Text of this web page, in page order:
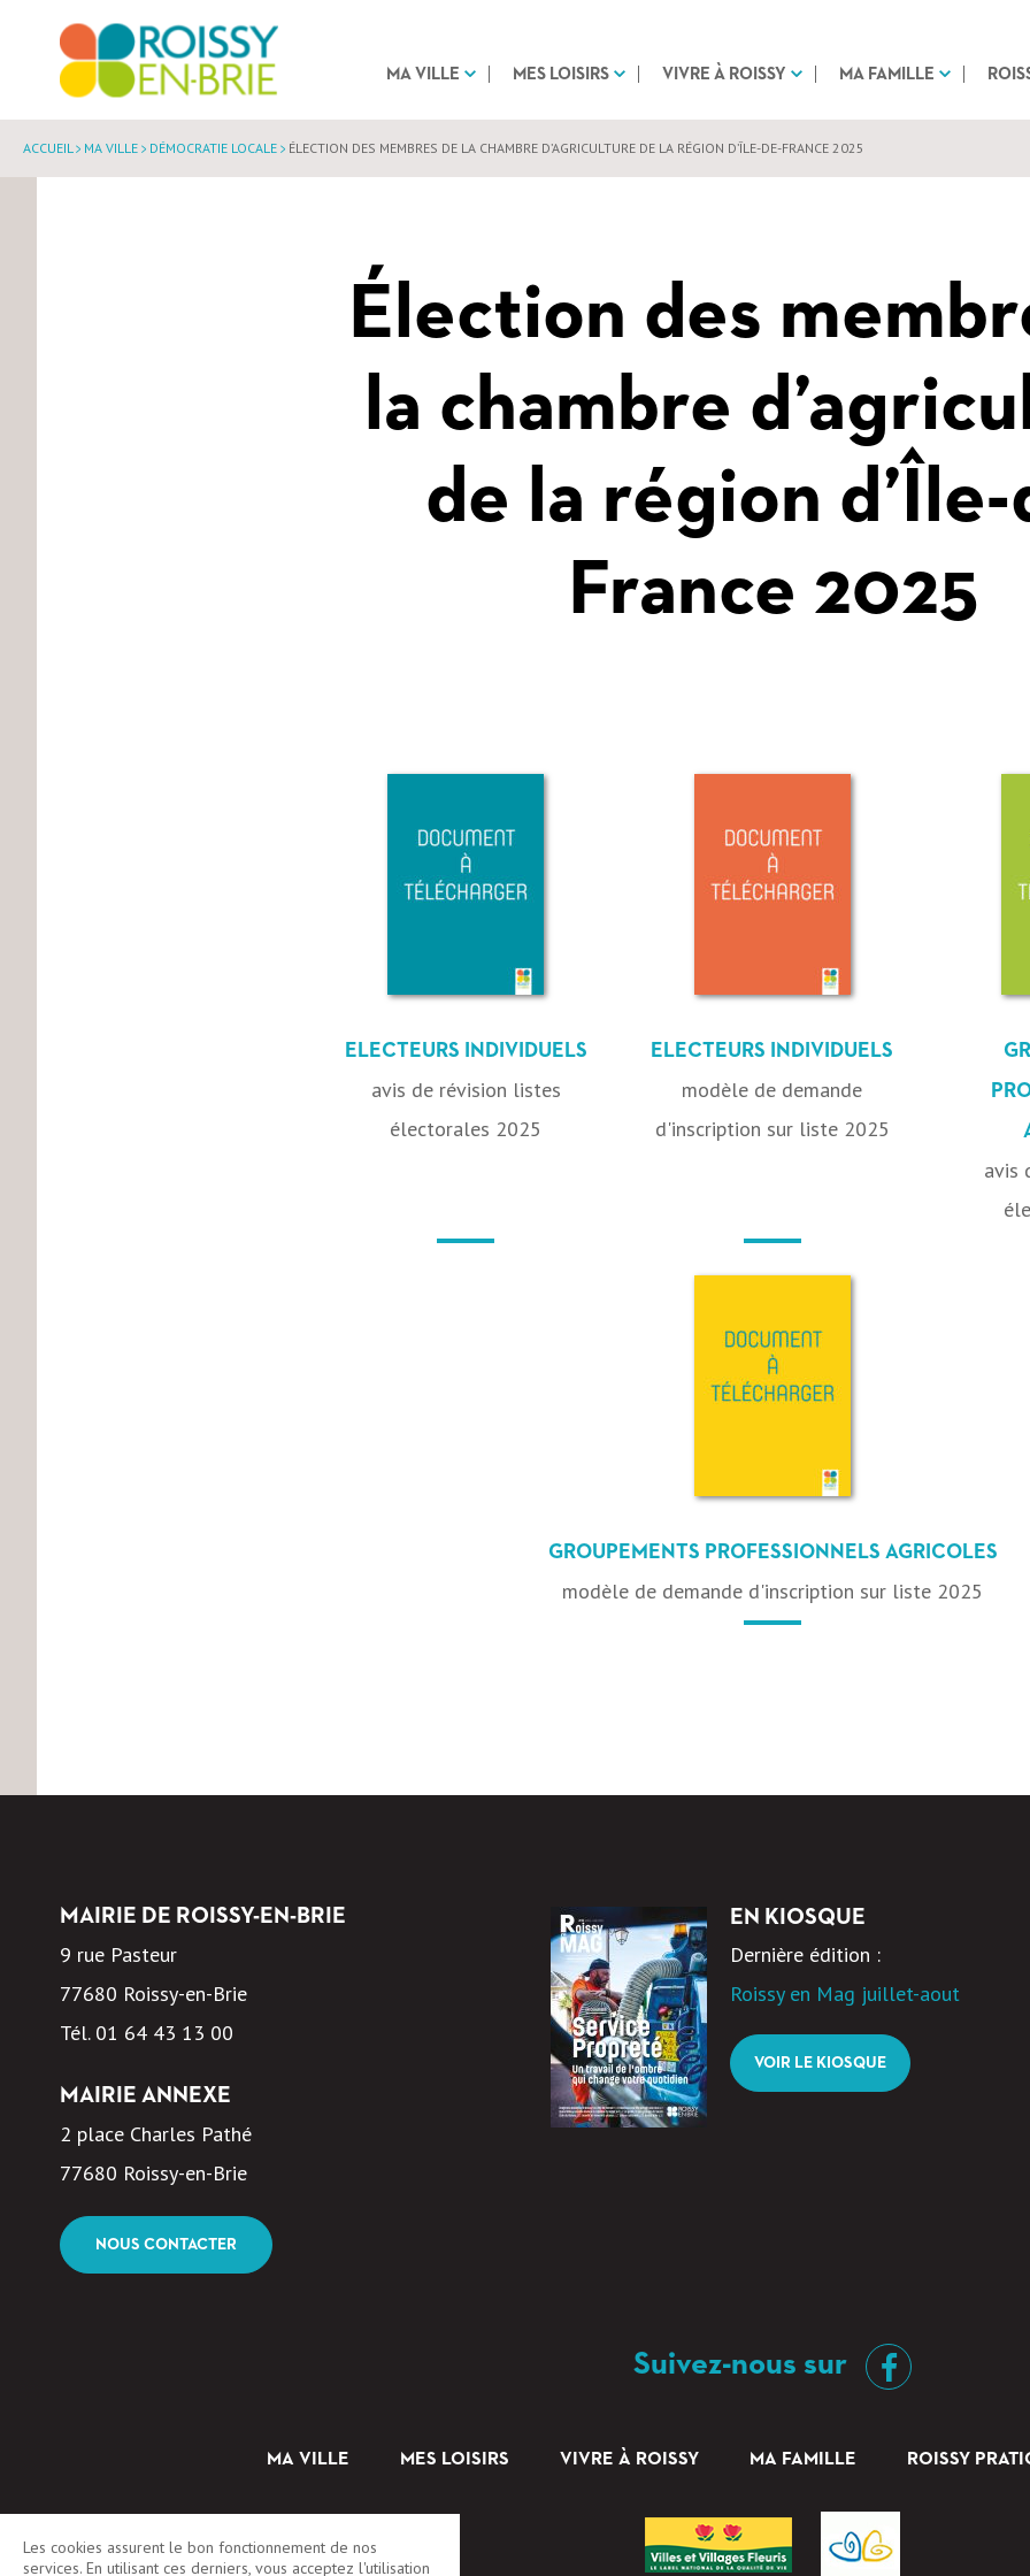
MA VILLE MES LOISIRS VIVRE À ROISSY MA FAMILLE
Élection des
la chambre
de la région d’Île-
France 2025
ACCUEIL MA VILLE DÉMOCRATIE LOCALE ÉLECTION DES MEMBRES DE LA CHAMBRE D’AGRICULTURE DE LA RÉGION D’ÎLE-DE-FRANCE 2025
ELECTEURS INDIVIDUELS
avis de révision listes
électorales 2025
ELECTEURS INDIVIDUELS
modèle de demande
d'inscription sur liste 2025
avis
GROUPEMENTS PROFESSIONNELS AGRICOLES
modèle de demande d'inscription sur liste 2025
MAIRIE DE ROISSY-EN-BRIE
9 rue Pasteur
77680 Roissy-en-Brie
Tél. 01 64 43 13 00
MAIRIE ANNEXE
2 place Charles Pathé
77680 Roissy-en-Brie
NOUS CONTACTER
EN KIOSQUE
Dernière édition :
Roissy en Mag juillet-aout
VOIR LE KIOSQUE
Suivez-nous sur
MA VILLE MES LOISIRS VIVRE À ROISSY MA FAMILLE ROISSY
Les cookies assurent le bon fonctionnement de nos
services. En utilisant ces derniers, vous acceptez l'utilisation